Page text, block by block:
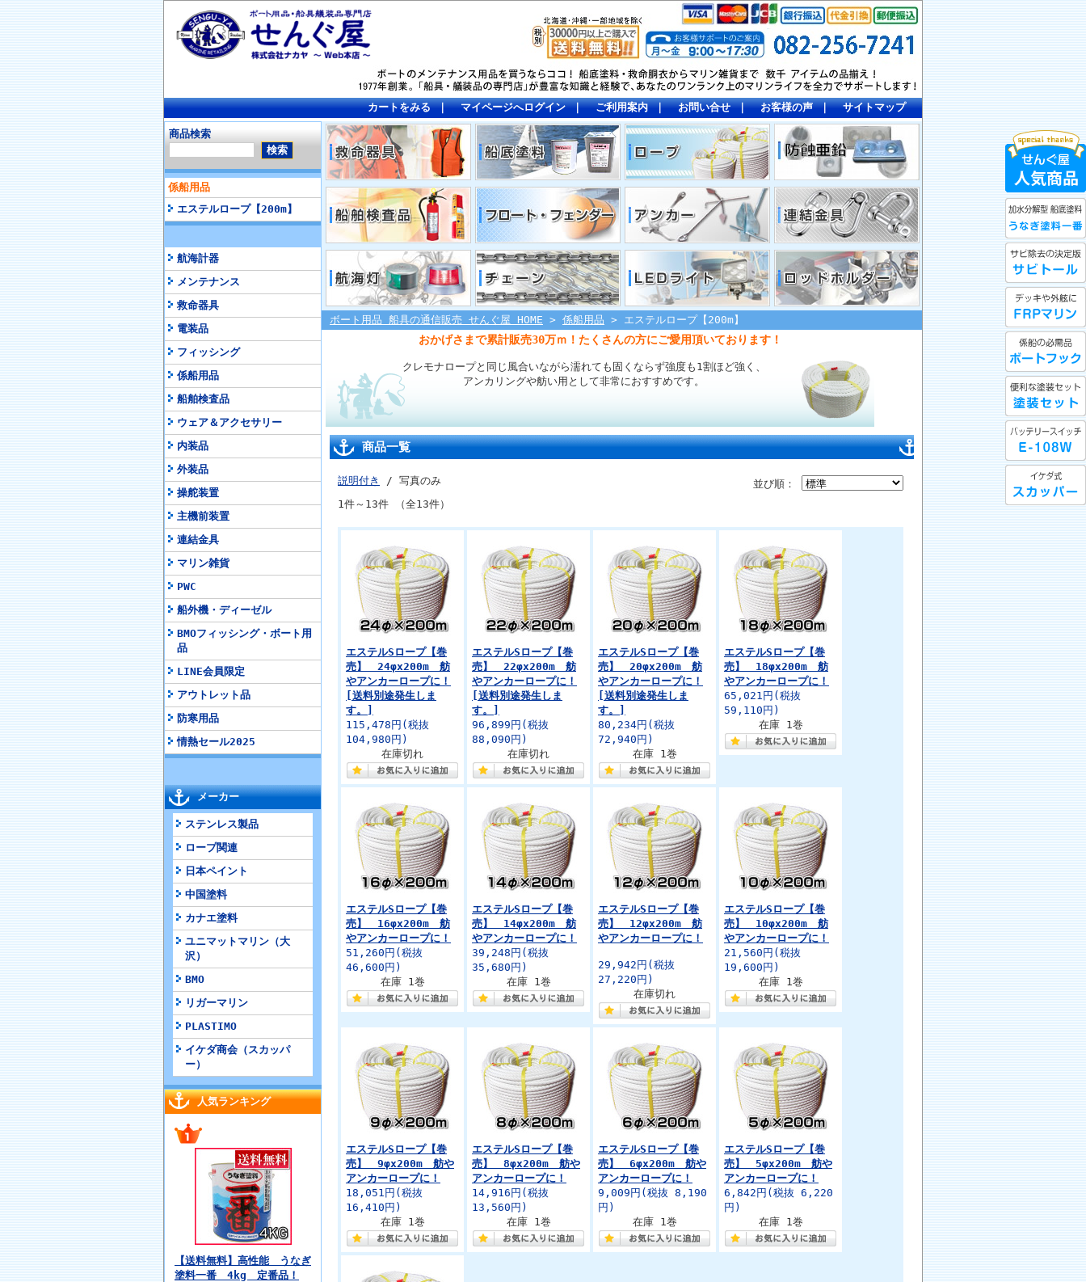
カートをみる｜ マイページへログイン｜ ご利用案内｜ お問い合せ｜ お客様の声｜ サイトマップ
商品検索
係船用品
エステルロープ【200m】
航海計器
メンテナンス
救命器具
電装品
フィッシング
係船用品
船舶検査品
ウェア＆アクセサリー
内装品
外装品
操舵装置
主機前装置
連結金具
マリン雑貨
PWC
船外機・ディーゼル
BMOフィッシング・ボート用
品
LINE会員限定
アウトレット品
防寒用品
情熱セール2025
メーカー
ステンレス製品
ロープ関連
日本ペイント
中国塗料
カナエ塗料
ユニマットマリン（大
沢）
BMO
リガーマリン
PLASTIMO
イケダ商会（スカッパ
ー）
人気ランキング
【送料無料】高性能 うなぎ
塗料一番 4kg 定番品！
ボート用品 船具の通信販売 せんぐ屋 HOME > 係船用品 > エステルロープ【200m】
おかげさまで累計販売30万ｍ！たくさんの方にご愛用頂いております！
クレモナロープと同じ風合いながら濡れても固くならず強度も1割ほど強く、
アンカリングや舫い用として非常におすすめです。
商品一覧
並び順：
説明付き
/ 写真のみ
1件～13件 （全13件）
エステルSロープ【巻
売】 24φx200m 舫
やアンカーロープに！
[送料別途発生しま
す。]
115,478円 (税抜
104,980円)
在庫切れ
エステルSロープ【巻
売】 22φx200m 舫
やアンカーロープに！
[送料別途発生しま
す。]
96,899円 (税抜
88,090円)
在庫切れ
エステルSロープ【巻
売】 20φx200m 舫
やアンカーロープに！
[送料別途発生しま
す。]
80,234円 (税抜
72,940円)
在庫 1巻
エステルSロープ【巻
売】 18φx200m 舫
やアンカーロープに！
65,021円 (税抜
59,110円)
在庫 1巻
エステルSロープ【巻
売】 16φx200m 舫
やアンカーロープに！
51,260円 (税抜
46,600円)
在庫 1巻
エステルSロープ【巻
売】 14φx200m 舫
やアンカーロープに！
39,248円 (税抜
35,680円)
在庫 1巻
エステルSロープ【巻
売】 12φx200m 舫
やアンカーロープに！
29,942円 (税抜
27,220円)
在庫切れ
エステルSロープ【巻
売】 10φx200m 舫
やアンカーロープに！
21,560円 (税抜
19,600円)
在庫 1巻
エステルSロープ【巻
売】 9φx200m 舫や
アンカーロープに！
18,051円 (税抜
16,410円)
在庫 1巻
エステルSロープ【巻
売】 8φx200m 舫や
アンカーロープに！
14,916円 (税抜
13,560円)
在庫 1巻
エステルSロープ【巻
売】 6φx200m 舫や
アンカーロープに！
9,009円 (税抜 8,190
円)
在庫 1巻
エステルSロープ【巻
売】 5φx200m 舫や
アンカーロープに！
6,842円 (税抜 6,220
円)
在庫 1巻